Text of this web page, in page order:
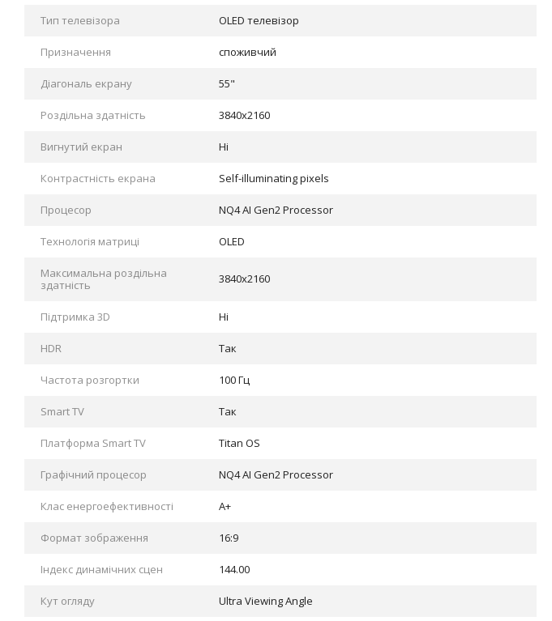
Тип телевізора OLED телевізор
Призначення споживчий
Діагональ екрану 55"
Роздільна здатність 3840x2160
Вигнутий екран Ні
Контрастність екрана Self-illuminating pixels
Процесор NQ4 AI Gen2 Processor
Технологія матриці OLED
Максимальна роздільна
здатність
3840x2160
Підтримка 3D Ні
HDR Так
Частота розгортки 100 Гц
Smart TV Так
Платформа Smart TV Titan OS
Графічний процесор NQ4 AI Gen2 Processor
Клас енергоефективності A+
Формат зображення 16:9
Індекс динамічних сцен 144.00
Кут огляду Ultra Viewing Angle